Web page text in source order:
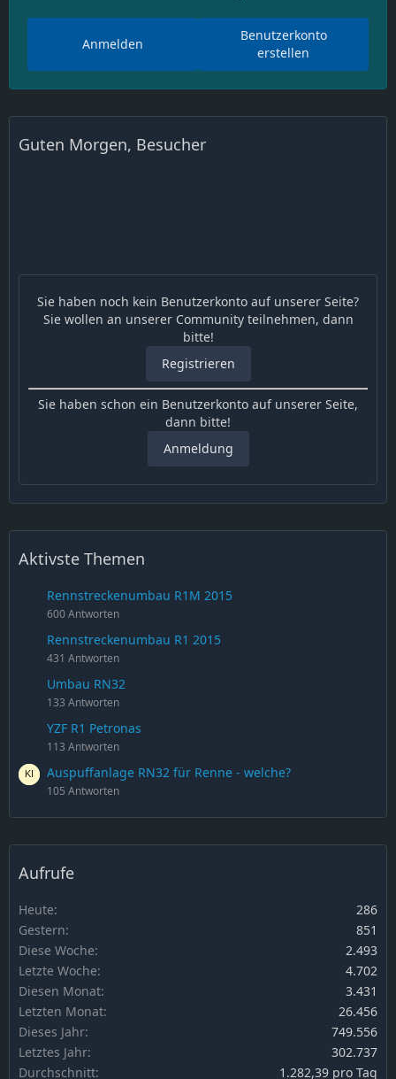
Benutzerkonto
erstellen
Anmelden
Guten Morgen, Besucher
Sie haben noch kein Benutzerkonto auf unserer Seite?
Sie wollen an unserer Community teilnehmen, dann
bitte!
Registrieren
Sie haben schon ein Benutzerkonto auf unserer Seite,
dann bitte!
Anmeldung
Aktivste Themen
Rennstreckenumbau R1M 2015
600 Antworten
Rennstreckenumbau R1 2015
431 Antworten
Umbau RN32
133 Antworten
YZF R1 Petronas
113 Antworten
Auspuffanlage RN32 für Renne - welche?
105 Antworten
Aufrufe
Heute
286
Gestern
851
Diese Woche
2.493
Letzte Woche
4.702
Diesen Monat
3.431
Letzten Monat
26.456
Dieses Jahr
749.556
Letztes Jahr
302.737
Durchschnitt
1.282,39 pro Tag